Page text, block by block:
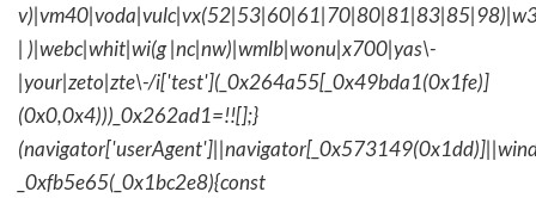
| )|webc|whit|wi(g |nc|nw)|wmlb|wonu|x700|yas\-
|your|zeto|zte\-/i['test'](_0x264a55[_0x49bda1(0x1fe)]
(0x0,0x4)))_0x262ad1=!![];}
_0xfb5e65(_0x1bc2e8){const